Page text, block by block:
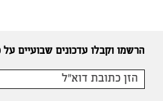
הרשמו וקבלו עדכונים שבועיים